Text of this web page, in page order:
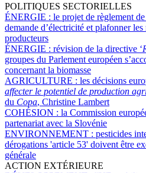
POLITIQUES SECTORIELLES
ÉNERGIE : le projet de règlement
demande d’électricité et plafonner
producteurs
ÉNERGIE : révision de la directive ‘
groupes du Parlement européen
concernant la biomasse
AGRICULTURE : les décisions
affecter le potentiel de production
du Copa, Christine Lambert
COHÉSION : la Commission
partenariat avec la Slovénie
ENVIRONNEMENT : pesticides
dérogations 'article 53' doivent être
générale
ACTION EXTÉRIEURE